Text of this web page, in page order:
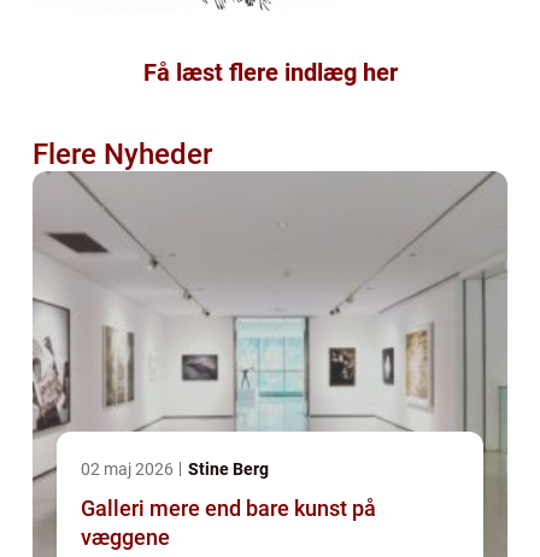
Få læst flere indlæg her
Flere Nyheder
02 maj 2026 Stine Berg
Galleri mere end bare kunst på
væggene